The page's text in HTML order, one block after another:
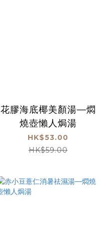
花膠海底椰美顏湯—燜
燒壺懶人焗湯
HK$53.00
HK$59.00